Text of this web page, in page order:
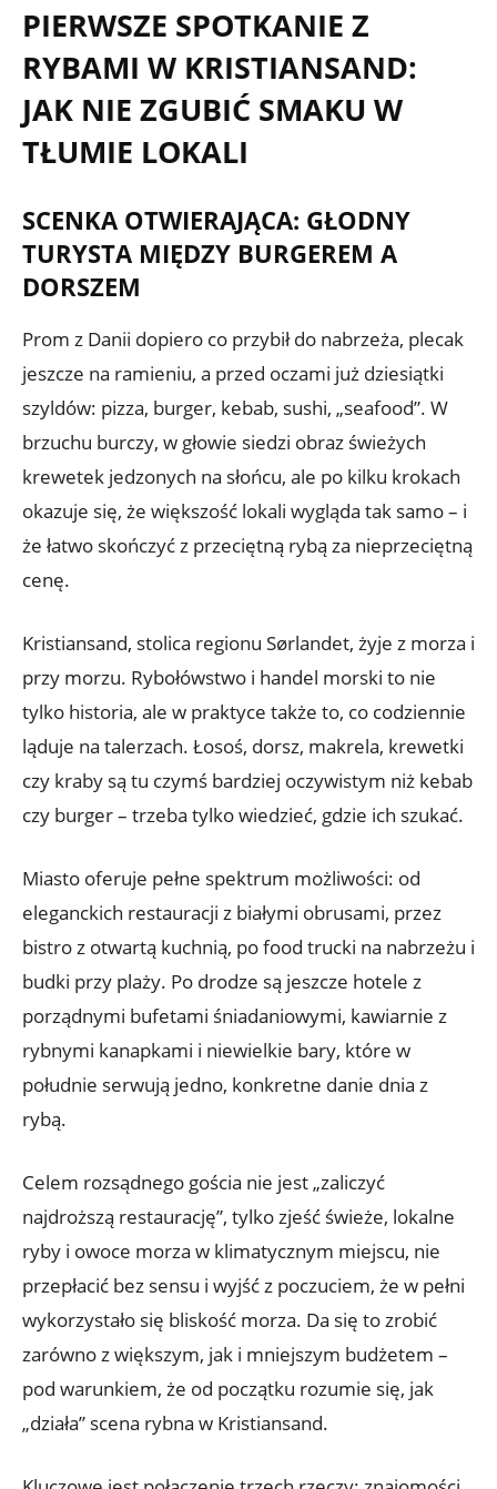
PIERWSZE SPOTKANIE Z
RYBAMI W KRISTIANSAND:
JAK NIE ZGUBIĆ SMAKU W
TŁUMIE LOKALI
SCENKA OTWIERAJĄCA: GŁODNY
TURYSTA MIĘDZY BURGEREM A
DORSZEM
Prom z Danii dopiero co przybił do nabrzeża, plecak
jeszcze na ramieniu, a przed oczami już dziesiątki
szyldów: pizza, burger, kebab, sushi, „seafood”. W
brzuchu burczy, w głowie siedzi obraz świeżych
krewetek jedzonych na słońcu, ale po kilku krokach
okazuje się, że większość lokali wygląda tak samo – i
że łatwo skończyć z przeciętną rybą za nieprzeciętną
cenę.
Kristiansand, stolica regionu Sørlandet, żyje z morza i
przy morzu. Rybołówstwo i handel morski to nie
tylko historia, ale w praktyce także to, co codziennie
ląduje na talerzach. Łosoś, dorsz, makrela, krewetki
czy kraby są tu czymś bardziej oczywistym niż kebab
czy burger – trzeba tylko wiedzieć, gdzie ich szukać.
Miasto oferuje pełne spektrum możliwości: od
eleganckich restauracji z białymi obrusami, przez
bistro z otwartą kuchnią, po food trucki na nabrzeżu i
budki przy plaży. Po drodze są jeszcze hotele z
porządnymi bufetami śniadaniowymi, kawiarnie z
rybnymi kanapkami i niewielkie bary, które w
południe serwują jedno, konkretne danie dnia z
rybą.
Celem rozsądnego gościa nie jest „zaliczyć
najdroższą restaurację”, tylko zjeść świeże, lokalne
ryby i owoce morza w klimatycznym miejscu, nie
przepłacić bez sensu i wyjść z poczuciem, że w pełni
wykorzystało się bliskość morza. Da się to zrobić
zarówno z większym, jak i mniejszym budżetem –
pod warunkiem, że od początku rozumie się, jak
„działa” scena rybna w Kristiansand.